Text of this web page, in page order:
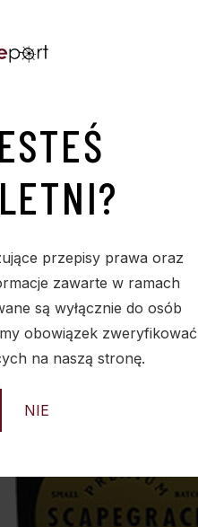
przepisy prawa oraz
zawarte w ramach
są wyłącznie do osób
obowiązek zweryfikować
na naszą stronę.
NIE